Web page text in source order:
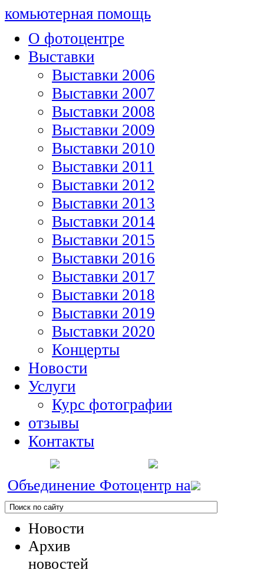
комьютерная помощь
О фотоцентре
Выставки
Выставки 2006
Выставки 2007
Выставки 2008
Выставки 2009
Выставки 2010
Выставки 2011
Выставки 2012
Выставки 2013
Выставки 2014
Выставки 2015
Выставки 2016
Выставки 2017
Выставки 2018
Выставки 2019
Выставки 2020
Концерты
Новости
Услуги
Курс фотографии
отзывы
Контакты
Объединение Фотоцентр на
Новости
Архив
новостей